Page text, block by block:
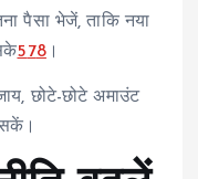
पैसा भेजें, ताकि नया
578।
छोटे-छोटे अमाउंट